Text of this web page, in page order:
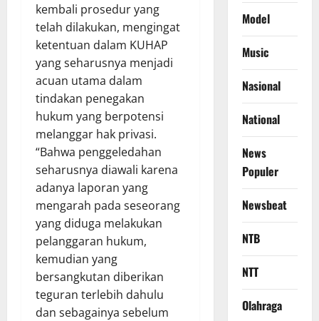
kembali prosedur yang
telah dilakukan, mengingat
ketentuan dalam KUHAP
yang seharusnya menjadi
acuan utama dalam
tindakan penegakan
hukum yang berpotensi
melanggar hak privasi.
“Bahwa penggeledahan
seharusnya diawali karena
adanya laporan yang
mengarah pada seseorang
yang diduga melakukan
pelanggaran hukum,
kemudian yang
bersangkutan diberikan
teguran terlebih dahulu
dan sebagainya sebelum
Model
Music
Nasional
National
News
Populer
Newsbeat
NTB
NTT
Olahraga